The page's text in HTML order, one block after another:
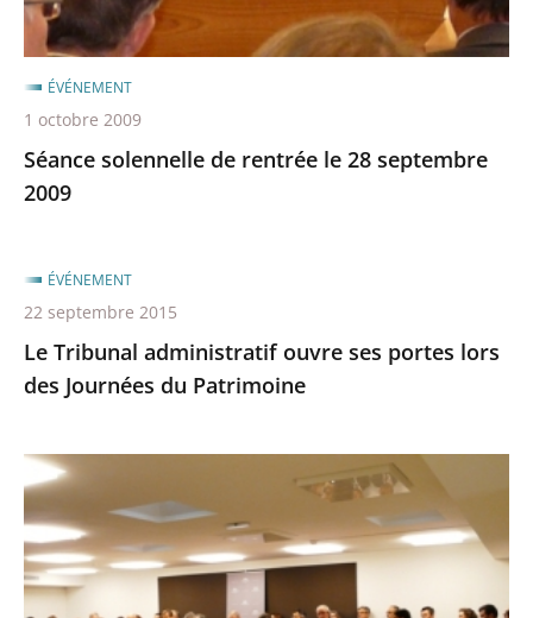
Séance solennelle de rentrée le 28 septembre
2009
ÉVÉNEMENT
1 octobre 2009
Le Tribunal administratif ouvre ses portes lors
des Journées du Patrimoine
ÉVÉNEMENT
22 septembre 2015
Audience
solennelle
de
rentrée
le